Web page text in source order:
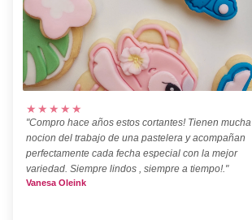
★★★★★
"Compro hace años estos cortantes! Tienen mucha
nocion del trabajo de una pastelera y acompañan
perfectamente cada fecha especial con la mejor
variedad. Siempre lindos , siempre a tiempo!."
Vanesa Oleink